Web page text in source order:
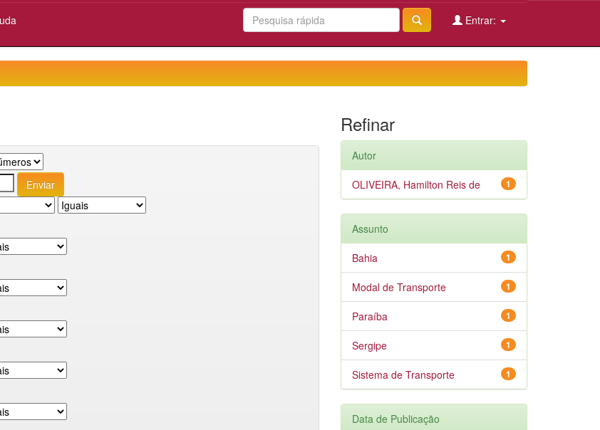
Entrar:
Refinar
Autor
1
OLIVEIRA, Hamilton Reis de
Assunto
1
Bahia
1
Modal de Transporte
1
Paraíba
1
Sergipe
1
Sistema de Transporte
Data de Publicação